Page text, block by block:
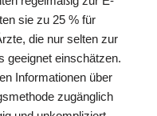
sie zu 25 % für
die nur selten zur
geeignet einschätzen.
Informationen über
zugänglich